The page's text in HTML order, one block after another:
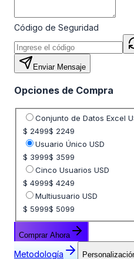
Código de Seguridad
Enviar Mensaje
Opciones de Compra
Seleccione opción de
Conjunto de Datos Excel
$ 2499$ 2249
Usuario Único USD
$ 3999$ 3599
Cinco Usuarios USD
$ 4999$ 4249
Multiusuario USD
$ 5999$ 5099
Comprar Ahora
Metodología